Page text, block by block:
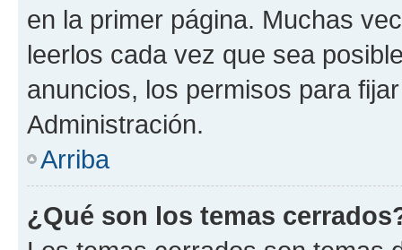
en la primer página. Muchas
leerlos cada vez que sea
anuncios, los permisos para
Administración.
Arriba
¿Qué son los temas